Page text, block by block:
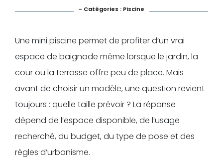
- Catégories : Piscine
Une mini piscine permet de profiter d’un vrai
espace de baignade même lorsque le jardin, la
cour ou la terrasse offre peu de place. Mais
avant de choisir un modèle, une question revient
toujours : quelle taille prévoir ? La réponse
dépend de l’espace disponible, de l’usage
recherché, du budget, du type de pose et des
règles d’urbanisme.